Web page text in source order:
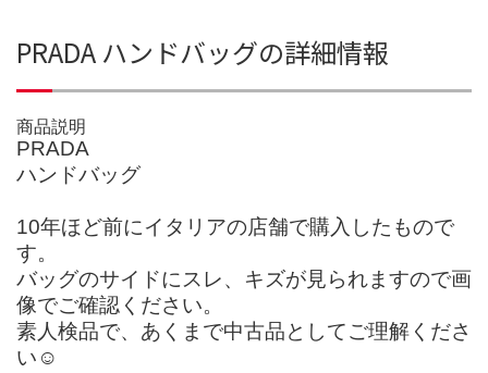
PRADA ハンドバッグの詳細情報
商品説明
PRADA
ハンドバッグ
10年ほど前にイタリアの店舗で購入したもので
す。
バッグのサイドにスレ、キズが見られますので画
像でご確認ください。
素人検品で、あくまで中古品としてご理解くださ
い☺︎